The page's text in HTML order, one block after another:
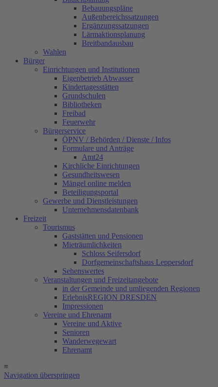
Bebauungspläne
Außenbereichssatzungen
Ergänzungssatzungen
Lärmaktionsplanung
Breitbandausbau
Wahlen
Bürger
Einrichtungen und Institutionen
Eigenbetrieb Abwasser
Kindertagesstätten
Grundschulen
Bibliotheken
Freibad
Feuerwehr
Bürgerservice
ÖPNV / Behörden / Dienste / Infos
Formulare und Anträge
Amt24
Kirchliche Einrichtungen
Gesundheitswesen
Mängel online melden
Beteiligungsportal
Gewerbe und Dienstleistungen
Unternehmensdatenbank
Freizeit
Tourismus
Gaststätten und Pensionen
Mieträumlichkeiten
Schloss Seifersdorf
Dorfgemeinschaftshaus Leppersdorf
Sehenswertes
Veranstaltungen und Freizeitangebote
in der Gemeinde und umliegenden Regionen
ErlebnisREGION DRESDEN
Impressionen
Vereine und Ehrenamt
Vereine und Aktive
Senioren
Wanderwegewart
Ehrenamt
≡
Navigation überspringen